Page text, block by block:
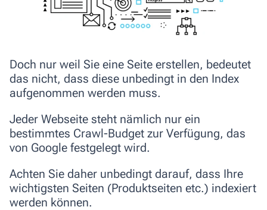
Doch nur weil Sie eine Seite erstellen, bedeutet
das nicht, dass diese unbedingt in den Index
aufgenommen werden muss.
Jeder Webseite steht nämlich nur ein
bestimmtes Crawl-Budget zur Verfügung, das
von Google festgelegt wird.
Achten Sie daher unbedingt darauf, dass Ihre
wichtigsten Seiten (Produktseiten etc.) indexiert
werden können.